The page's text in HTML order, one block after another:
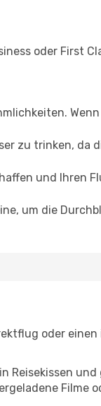
oder First
zu trinken, da
und Ihren
um die
oder
Reisekissen
Filme